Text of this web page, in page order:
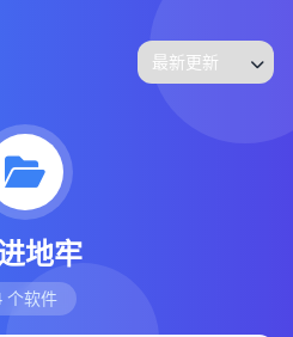
地牢
个软件